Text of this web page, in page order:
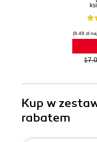
(8.49 zł
Kup w
rabatem